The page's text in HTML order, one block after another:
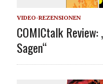
VIDEO-REZENSIONEN
COMICtalk
Sagen“